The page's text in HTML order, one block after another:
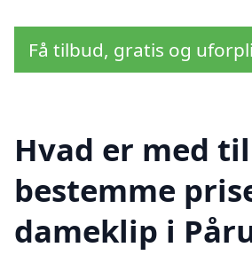
Få tilbud, gratis og
Hvad er med
bestemme
dameklip i